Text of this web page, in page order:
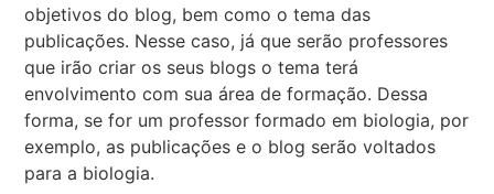
objetivos do blog, bem como o tema das
publicações. Nesse caso, já que serão professores
que irão criar os seus blogs o tema terá
envolvimento com sua área de formação. Dessa
forma, se for um professor formado em biologia, por
exemplo, as publicações e o blog serão voltados
para a biologia.